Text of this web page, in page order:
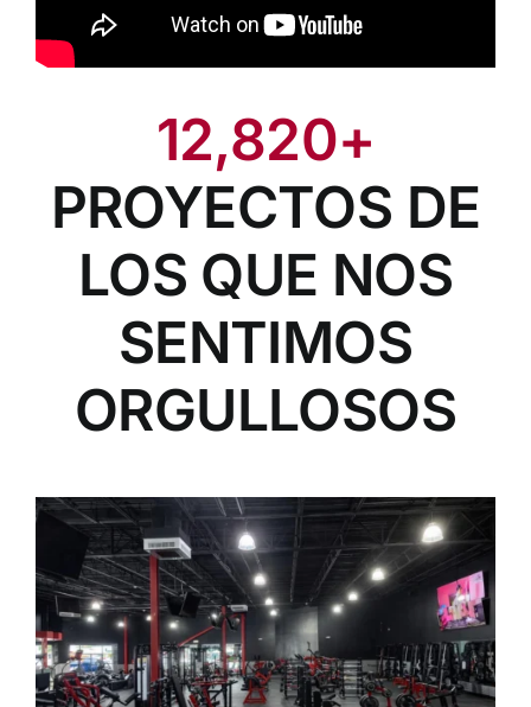
12,820+
PROYECTOS DE
LOS QUE NOS
SENTIMOS
ORGULLOSOS